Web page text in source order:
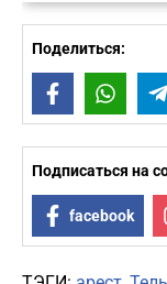
Поделиться:
Facebook
Подписаться на
facebook